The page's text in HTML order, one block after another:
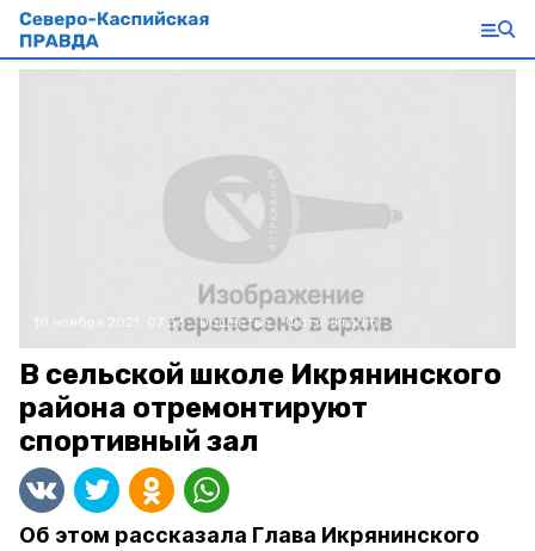
18 ноября 2021, 07:36 Общество Фото:ikradm
В сельской школе Икрянинского
района отремонтируют
спортивный зал
Об этом рассказала Глава Икрянинского